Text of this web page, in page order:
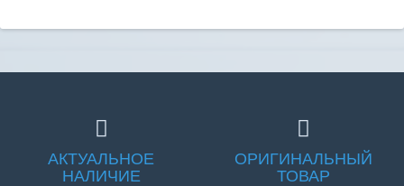
АКТУАЛЬНОЕ
НАЛИЧИЕ
ОРИГИНАЛЬНЫЙ
ТОВАР